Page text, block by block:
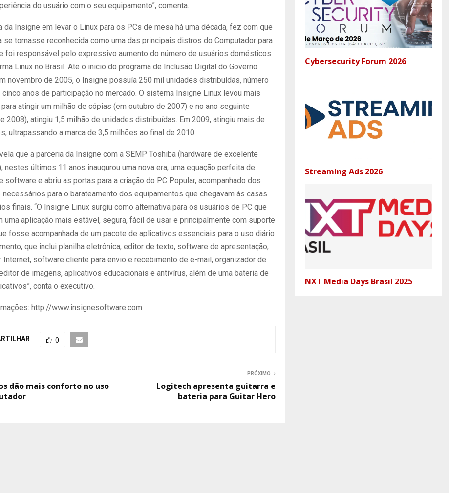
do usuário com o seu equipamento”, comenta.
da Insigne em levar o Linux para os PCs de mesa há uma década, fez com que
se tornasse reconhecida como uma das principais distros do Computador para
foi responsável pelo expressivo aumento do número de usuários domésticos
Linux no Brasil. Até o início do programa de Inclusão Digital do Governo
novembro de 2005, o Insigne possuía 250 mil unidades distribuídas, número
anos de participação no mercado. O sistema Insigne Linux levou mais
atingir um milhão de cópias (em outubro de 2007) e no ano seguinte
2008), atingiu 1,5 milhão de unidades distribuídas. Em 2009, atingiu mais de
ultrapassando a marca de 3,5 milhões ao final de 2010.
que a parceria da Insigne com a SEMP Toshiba (hardware de excelente
nestes últimos 11 anos inaugurou uma nova era, uma equação perfeita de
software e abriu as portas para a criação do PC Popular, acompanhado dos
necessários para o barateamento dos equipamentos que chegavam às casas
finais. “O Insigne Linux surgiu como alternativa para os usuários de PC que
uma aplicação mais estável, segura, fácil de usar e principalmente com suporte
fosse acompanhada de um pacote de aplicativos essenciais para o uso diário
que inclui planilha eletrônica, editor de texto, software de apresentação,
Internet, software cliente para envio e recebimento de e-mail, organizador de
de imagens, aplicativos educacionais e antivírus, além de uma bateria de
conta o executivo.
http://www.insignesoftware.com
0
dão mais conforto no uso
PRÓXIMO
Logitech apresenta guitarra e
bateria para Guitar Hero
Cybersecurity Forum 2026
Streaming Ads 2026
NXT Media Days Brasil 2025